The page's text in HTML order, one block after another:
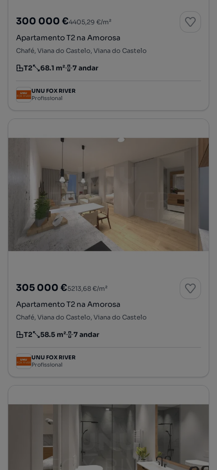
300 000 €4405,29 €/m²
Apartamento T2 na Amorosa
Chafé, Viana do Castelo, Viana do Castelo
Tipologia
T2
Preço por metro quadrado
68.1 m²
Andar 7 andar
UNU FOX RIVER
Profissional
305 000 €5213,68 €/m²
Apartamento T2 na Amorosa
Chafé, Viana do Castelo, Viana do Castelo
Tipologia
T2
Preço por metro quadrado
58.5 m²
Andar 7 andar
UNU FOX RIVER
Profissional